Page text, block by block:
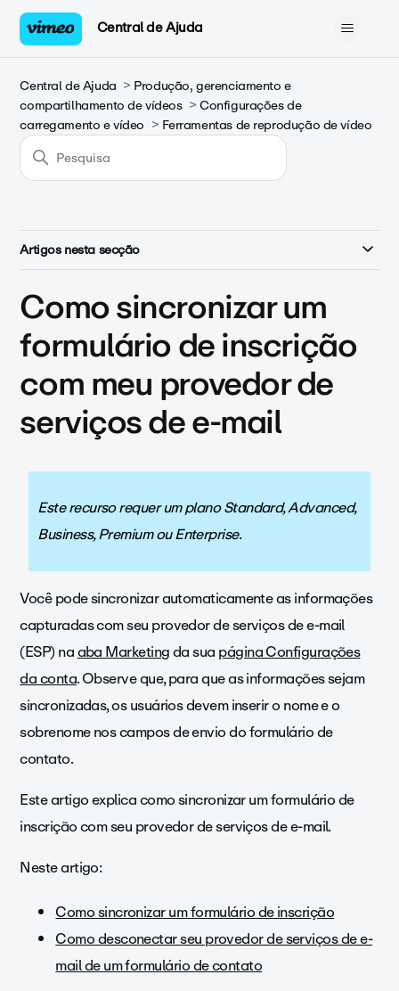
Central de Ajuda
Central de Ajuda
Produção, gerenciamento e
compartilhamento de vídeos
Configurações de
carregamento e vídeo
Ferramentas de reprodução de vídeo
Artigos nesta secção
Como sincronizar um
formulário de inscrição
com meu provedor de
serviços de e-mail
Este recurso requer um plano Standard, Advanced,
Business, Premium ou Enterprise.
Você pode sincronizar automaticamente as informações
capturadas com seu provedor de serviços de e-mail
(ESP) naaba Marketingda suapágina Configurações
da conta. Observe que, para que as informações sejam
sincronizadas, os usuários devem inserir o nome e o
sobrenome nos campos de envio do formulário de
contato.
Este artigo explica como sincronizar um formulário de
inscrição com seu provedor de serviços de e-mail.
Neste artigo:
Como sincronizar um formulário de inscrição
Como desconectar seu provedor de serviços de e-
mail de um formulário de contato